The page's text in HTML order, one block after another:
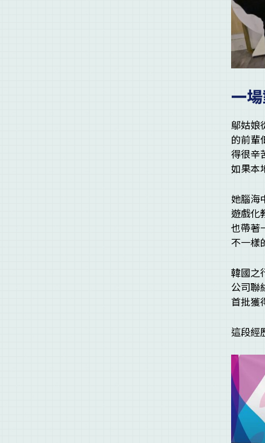
一
鄔姑娘
的前輩
得很辛
如果本
她腦海
遊戲化
也帶著
不一樣
韓國之
公司聯
首批獲
這段經